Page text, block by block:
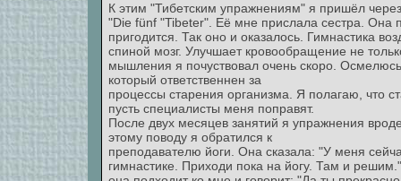
К этим "Тибетским упражнениям" я пришёл
"Die fünf "Tibeter". Её мне прислала сестра. Она
пригодится. Так оно и оказалось. Гимнастика
спиной мозг. Улучшает кровообращение не
мышления я почуствовал очень скоро. Осмелюсь
который ответственнен за
процессы старения организма. Я полагаю, что
пусть специалисты меня поправят.
После двух месяцев занятий я упражнения
этому поводу я обратился к
преподавателю йоги. Она сказала: "У меня
гимнастике. Приходи пока на йогу. Там и